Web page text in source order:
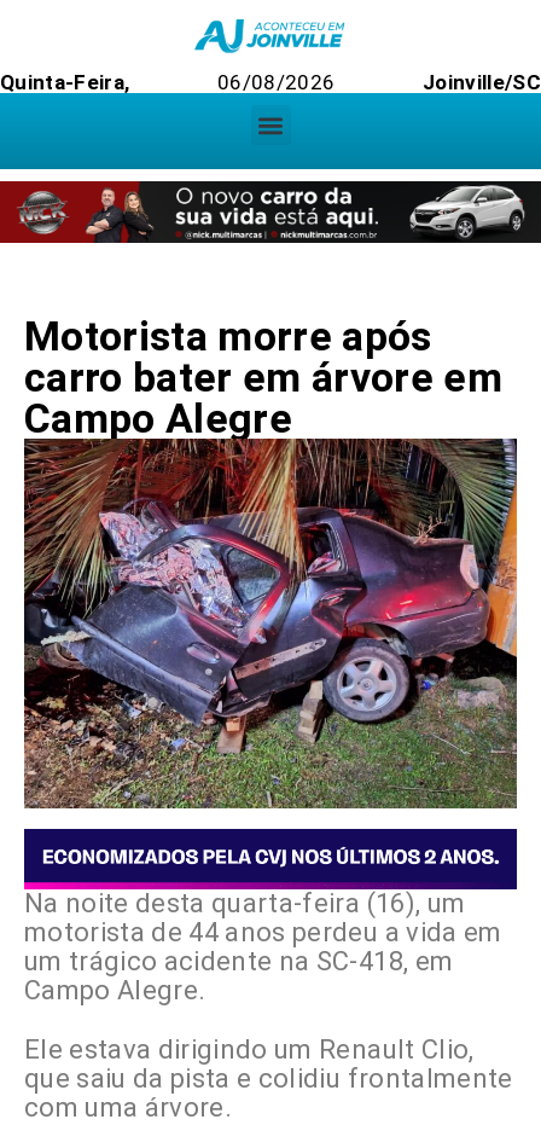
Quinta-Feira, 06/08/2026 Joinville/SC
Motorista morre após
carro bater em árvore em
Campo Alegre
Na noite desta quarta-feira (16), um
motorista de 44 anos perdeu a vida em
um trágico acidente na SC-418, em
Campo Alegre.
Ele estava dirigindo um Renault Clio,
que saiu da pista e colidiu frontalmente
com uma árvore.